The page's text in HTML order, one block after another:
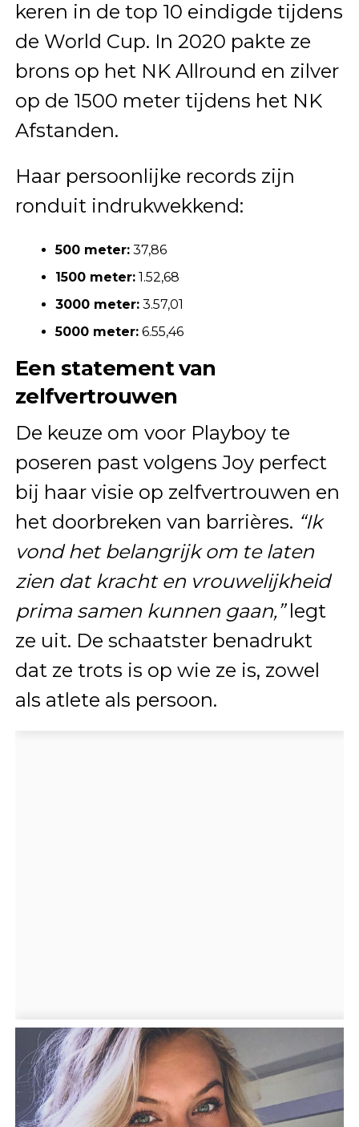
keren in de top 10 eindigde tijdens
de World Cup. In 2020 pakte ze
brons op het NK Allround en zilver
op de 1500 meter tijdens het NK
Afstanden.
Haar persoonlijke records zijn
ronduit indrukwekkend:
500 meter:37,86
1500 meter:1.52,68
3000 meter:3.57,01
5000 meter:6.55,46
Een statement van
zelfvertrouwen
De keuze om voor Playboy te
poseren past volgens Joy perfect
bij haar visie op zelfvertrouwen en
het doorbreken van barrières. “Ik
vond het belangrijk om te laten
zien dat kracht en vrouwelijkheid
prima samen kunnen gaan,”legt
ze uit. De schaatster benadrukt
dat ze trots is op wie ze is, zowel
als atlete als persoon.